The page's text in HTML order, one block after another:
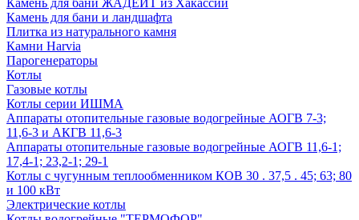
Камень для бани ЖАДЕИТ из Хакассии
Камень для бани и ландшафта
Плитка из натурального камня
Камни Harvia
Парогенераторы
Котлы
Газовые котлы
Котлы серии ИШМА
Аппараты отопительные газовые водогрейные АОГВ 7-3;
11,6-3 и АКГВ 11,6-3
Аппараты отопительные газовые водогрейные АОГВ 11,6-1;
17,4-1; 23,2-1; 29-1
Котлы с чугунным теплообменником КОВ 30 . 37,5 . 45; 63; 80
и 100 кВт
Электрические котлы